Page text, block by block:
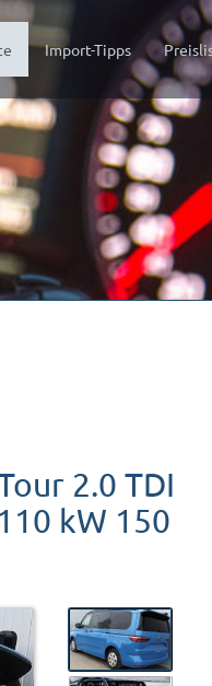
(current)Import-Tipps
2.0 TDI
kW 150